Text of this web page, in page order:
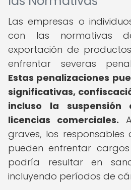
Las empresas o
con las normativas
exportación de
enfrentar severas
Estas penalizaciones
significativas,
incluso la suspensión
licencias comerciales.
graves, los responsables
pueden enfrentar
podría resultar en
incluyendo períodos de